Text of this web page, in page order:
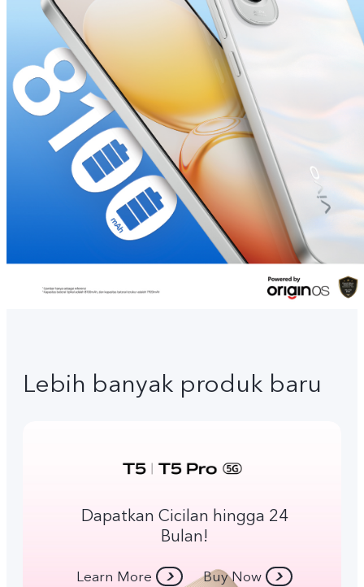
Indonesia | Pilih negara/wilayah
Lebih banyak produk baru
Dapatkan Cicilan hingga 24
Bulan!
Learn More Buy Now